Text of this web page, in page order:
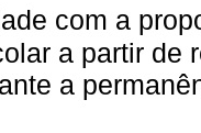
com a
a partir de
a